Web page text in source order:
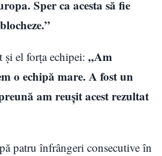
Sper ca acesta să fie
el forța echipei: „Am
o echipă mare. A fost un
am reușit acest rezultat
patru înfrângeri consecutive în